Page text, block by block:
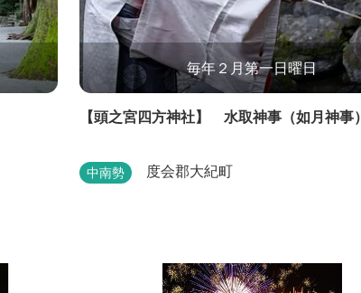
毎年２月第一日曜日
【頭之宮四方神社】 水取神事（如月神事）
中南勢 度会郡大紀町